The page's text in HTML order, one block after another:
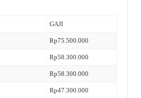
GAJI
Rp75.500.000
Rp58.300.000
Rp58.300.000
Rp47.300.000